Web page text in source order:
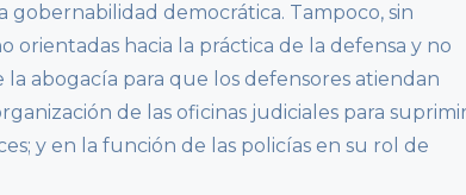
democrática. Tampoco, sin
orientadas hacia la práctica de la defensa y no
abogacía para que los defensores atiendan
de las oficinas judiciales para
y en la función de las policías en su rol de